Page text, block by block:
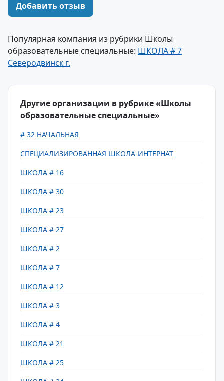
Добавить отзыв
Популярная компания из рубрики Школы
образовательные специальные: ШКОЛА # 7
Северодвинск г.
Другие организации в рубрике «Школы
образовательные специальные»
# 32 НАЧАЛЬНАЯ
СПЕЦИАЛИЗИРОВАННАЯ ШКОЛА-ИНТЕРНАТ
ШКОЛА # 16
ШКОЛА # 30
ШКОЛА # 23
ШКОЛА # 27
ШКОЛА # 2
ШКОЛА # 7
ШКОЛА # 12
ШКОЛА # 3
ШКОЛА # 4
ШКОЛА # 21
ШКОЛА # 25